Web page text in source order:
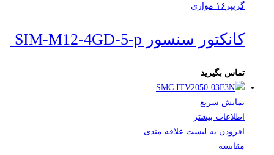
گریپر۱۶ موازی
کانکتور سنسور SIM-M12-4GD-5-p ‌
تماس بگیرید
نمایش سریع
اطلاعات بیشتر
افزودن به لیست علاقه مندی
مقایسه